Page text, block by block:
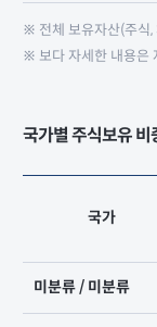
※ 전체 보유자산(주식,
※ 보다 자세한 내용은
국가별 주식보유 비
국가
미분류 / 미분류